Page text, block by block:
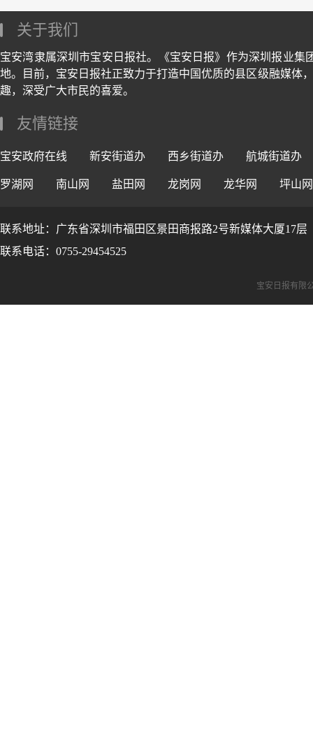
关于我们
宝安湾隶属深圳市宝安日报社。《宝安日报》作为深圳报业
地。目前，宝安日报社正致力于打造中国优质的县区级融媒体
趣，深受广大市民的喜爱。
友情链接
宝安政府在线 新安街道办 西乡街道办 航城街道办
罗湖网 南山网 盐田网 龙岗网 龙华网 坪山网
联系地址：广东省深圳市福田区景田商报路2号新媒体大厦17层
联系电话：0755-29454525
宝安日报有限